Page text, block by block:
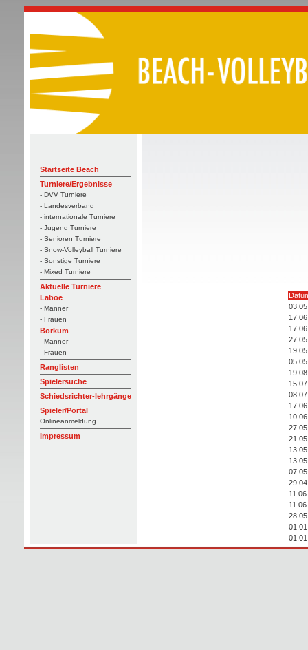
Startseite Beach
Turniere/Ergebnisse
- DVV Turniere
- Landesverband
- internationale Turniere
- Jugend Turniere
- Senioren Turniere
- Snow-Volleyball Turniere
- Sonstige Turniere
- Mixed Turniere
Aktuelle Turniere
Laboe
- Männer
- Frauen
Borkum
- Männer
- Frauen
Ranglisten
Spielersuche
Schiedsrichter-lehrgänge
Spieler/Portal
Onlineanmeldung
Impressum